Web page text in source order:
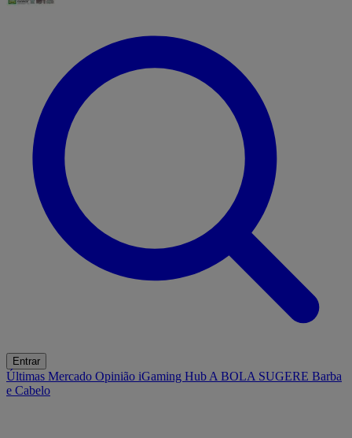
Entrar
Últimas Mercado Opinião iGaming Hub A BOLA SUGERE Barba
e Cabelo